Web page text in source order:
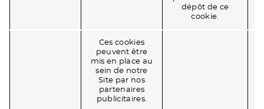
dépôt de ce
cookie.
Ces cookies
peuvent être
mis en place au
sein de notre
Site par nos
partenaires
publicitaires.